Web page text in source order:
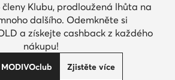
Klubu, prodloužená lhůta na
dalšího. Odemkněte si
a získejte cashback z každého
nákupu!
Zjistěte více